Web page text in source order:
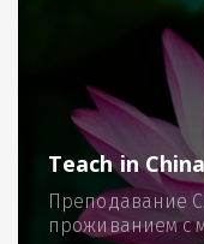
Teach in
Преподавание
проживанием с